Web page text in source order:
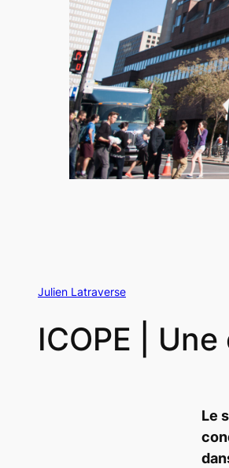
Julien Latraverse
ICOPE |
Le